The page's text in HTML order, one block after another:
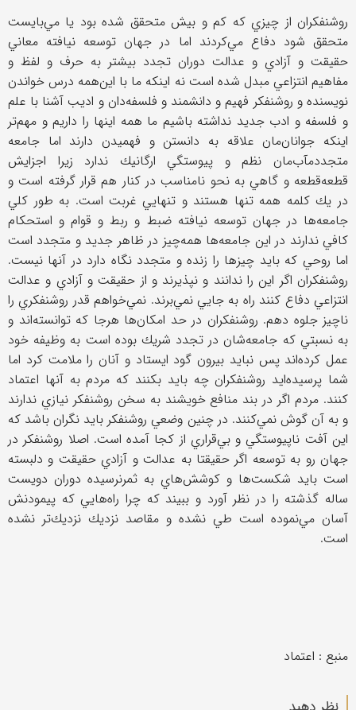
روشنفكران از چيزي كه كم و بيش متحقق شده بود يا مي‌بايست
متحقق شود دفاع مي‌كردند اما در جهان توسعه نيافته معاني
حقيقت و آزادي و عدالت دوران تجدد بيشتر به حرف و لفظ و
مفاهيم انتزاعي مبدل شده است نه اينكه ما با اين‌همه درس خواندن
نويسنده و روشنفكر فهيم و دانشمند و فلسفه‌دان و اديب آشنا با علم
و فلسفه و ادب جديد نداشته باشيم ما همه اينها را داريم و مهم‌تر
اينكه جوانا‌ن‌مان علاقه به دانستن و فهميدن دارند اما جامعه
متجددمآب‌مان نظم و پيوستگي ارگانيك ندارد زيرا اجزايش
قطعه‌قطعه و گاهي به نحو نامناسب در كنار هم قرار گرفته است و
در يك كلمه همه تنها هستند و تنهايي غربت است. به طور كلي
جامعه‌ها در جهان توسعه نيافته ضبط و ربط و قوام و استحكام
كافي ندارند در اين جامعه‌ها همه‌چيز در ظاهر جديد و متجدد است
اما روحي كه بايد چيزها را زنده و متجدد نگاه دارد در آنها نيست.
روشنفكران اگر اين را ندانند و نپذيرند و از حقيقت و آزادي و عدالت
انتزاعي دفاع كنند راه به جايي نمي‌برند. نمي‌خواهم قدر روشنفكري را
ناچيز جلوه دهم. روشنفكران در حد امكان‌ها هرجا كه توانسته‌اند و
به نسبتي كه جامعه‌شان در تجدد شريك بوده است به وظيفه خود
عمل كرده‌اند پس نبايد بيرون گود ايستاد و آنان را ملامت كرد اما
شما پرسيده‌ايد روشنفكران چه بايد بكنند كه مردم به آنها اعتماد
كنند. مردم اگر در بند منافع خويشند به سخن روشنفكر نيازي ندارند
و به آن گوش نمي‌كنند. در چنين وضعي روشنفكر بايد نگران باشد كه
اين آفت ناپيوستگي و بي‌قراري از كجا آمده است. اصلا روشنفكر در
جهان رو به توسعه اگر حقيقتا به عدالت و آزادي حقيقت و دلبسته
است بايد شكست‌ها و كوشش‌هاي به ثمرنرسيده دوران دويست
ساله گذشته را در نظر آورد و ببيند كه چرا راه‌هايي كه پيمودنش
آسان مي‌نموده است طي نشده و مقاصد نزديك نزديك‌تر نشده
است.
منبع : اعتماد